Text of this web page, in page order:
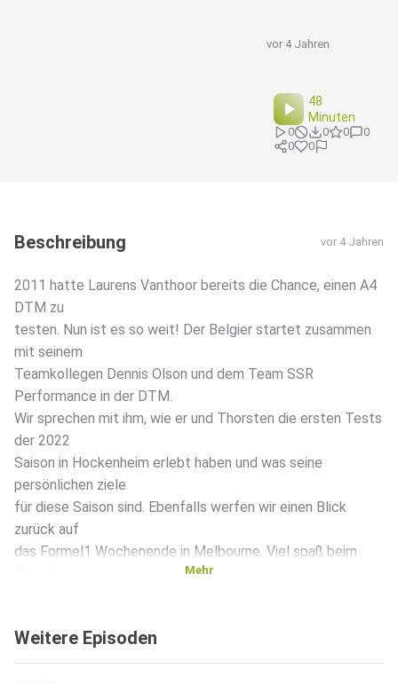
vor 4 Jahren
48
Minuten
0 0 0
0
0
0
Beschreibung vor 4 Jahren
2011 hatte Laurens Vanthoor bereits die Chance, einen A4
DTM zu
testen. Nun ist es so weit! Der Belgier startet zusammen
mit seinem
Teamkollegen Dennis Olson und dem Team SSR
Performance in der DTM.
Wir sprechen mit ihm, wie er und Thorsten die ersten Tests
der 2022
Saison in Hockenheim erlebt haben und was seine
persönlichen ziele
für diese Saison sind. Ebenfalls werfen wir einen Blick
zurück auf
das Formel1 Wochenende in Melbourne. Viel spaß beim
Mehr
Weitere Episoden